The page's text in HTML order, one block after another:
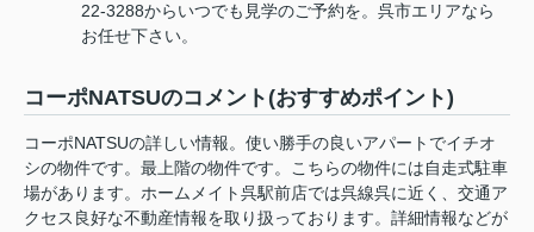
22-3288からいつでも見学のご予約を。呉市エリアなら
お任せ下さい。
コーポNATSUのコメント(おすすめポイント)
コーポNATSUの詳しい情報。使い勝手の良いアパートでイチオ
シの物件です。最上階の物件です。こちらの物件には自走式駐車
場があります。ホームメイト呉駅前店では呉線呉に近く、交通ア
クセス良好な不動産情報を取り扱っております。詳細情報などが